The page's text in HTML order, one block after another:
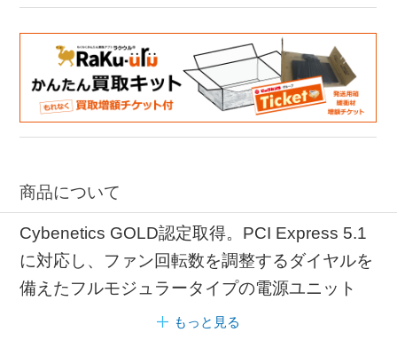
商品について
Cybenetics GOLD認定取得。PCI Express 5.1
に対応し、ファン回転数を調整するダイヤルを
備えたフルモジュラータイプの電源ユニット
もっと見る